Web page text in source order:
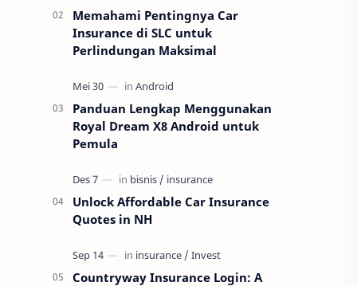
Memahami Pentingnya Car
Insurance di SLC untuk
Perlindungan Maksimal
Panduan Lengkap Menggunakan
Royal Dream X8 Android untuk
Pemula
Unlock Affordable Car Insurance
Quotes in NH
Countryway Insurance Login: A